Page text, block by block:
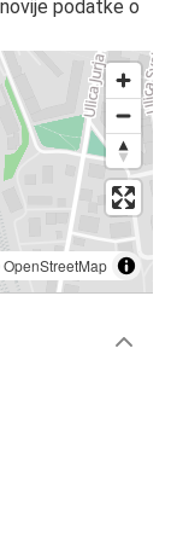
podatke o
OpenStreetMap